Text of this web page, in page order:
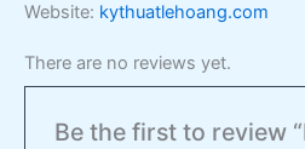
Website: kythuatlehoang.com
There are no reviews yet.
Be the first to review